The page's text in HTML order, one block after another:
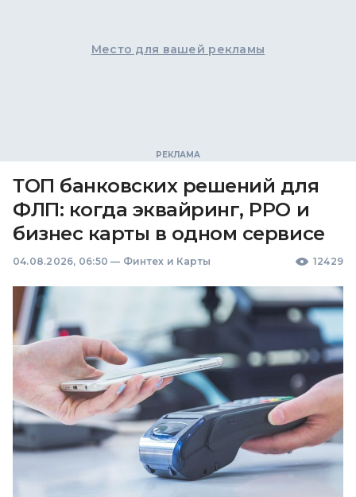
Место для вашей рекламы
ТОП банковских решений для
ФЛП: когда эквайринг, РРО и
бизнес карты в одном сервисе
04.08.2026, 06:50 — Финтех и Карты 12429